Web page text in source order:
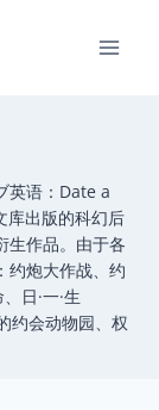
英语：Date a
库出版的科幻后
生作品。由于各
约炮大作战、约
日·一·生
约会动物园、权